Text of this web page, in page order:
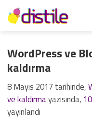
İçeriğe
atla
WordPress ve
kaldırma
8 Mayıs 2017 tarihinde,
ve kaldırmayazısında,
yayınlandı